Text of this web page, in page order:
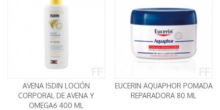
AVENA ISDIN LOCIÓN
CORPORAL DE AVENA Y
OMEGA6 400 ML
EUCERIN AQUAPHOR POMADA
REPARADORA 80 ML